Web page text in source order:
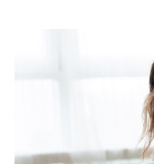
poznali. Takrat
sočasno pa se
če si želimo
nadaljevali s